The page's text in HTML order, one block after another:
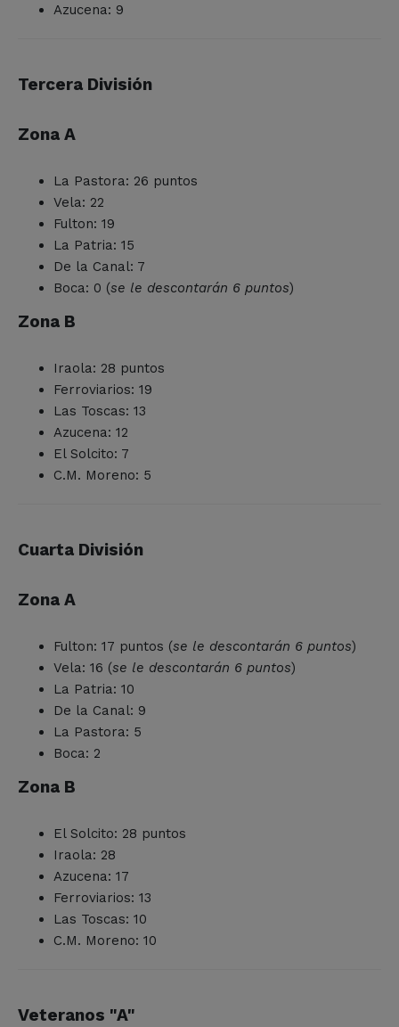
Azucena: 9
Tercera División
Zona A
La Pastora: 26 puntos
Vela: 22
Fulton: 19
La Patria: 15
De la Canal: 7
Boca: 0 (se le descontarán 6 puntos)
Zona B
Iraola: 28 puntos
Ferroviarios: 19
Las Toscas: 13
Azucena: 12
El Solcito: 7
C.M. Moreno: 5
Cuarta División
Zona A
Fulton: 17 puntos (se le descontarán 6 puntos)
Vela: 16 (se le descontarán 6 puntos)
La Patria: 10
De la Canal: 9
La Pastora: 5
Boca: 2
Zona B
El Solcito: 28 puntos
Iraola: 28
Azucena: 17
Ferroviarios: 13
Las Toscas: 10
C.M. Moreno: 10
Veteranos "A"